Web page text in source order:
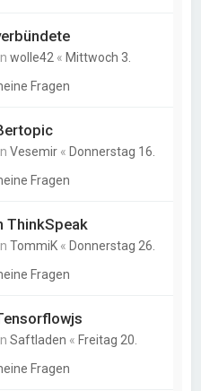
wolle42 « Mittwoch 3.
Fragen
Vesemir « Donnerstag 16.
Fragen
ThinkSpeak
TommiK « Donnerstag 26.
Fragen
Saftladen « Freitag 20.
Fragen